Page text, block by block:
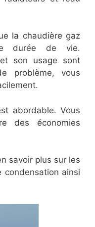
la chaudière gaz
durée de vie.
et son usage sont
problème, vous
abordable. Vous
des économies
savoir plus sur les
condensation ainsi